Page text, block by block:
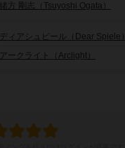
緒方 剛志（Tsuyoshi Ogata）
ディアシュピール（Dear Spiele）
アークライト（Arclight）